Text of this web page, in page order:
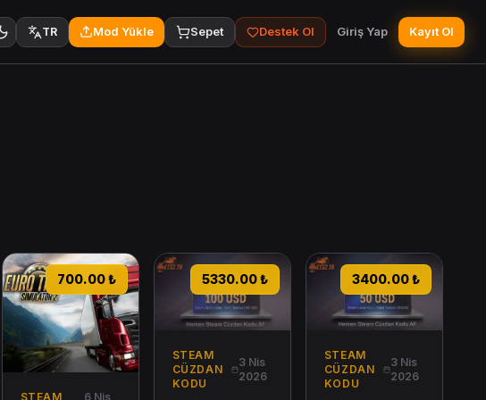
TR Mod Yükle Sepet Destek Ol Giriş Yap Kayıt Ol
GOTY Edition Steam CD Key
Euro Truck Simulator Steam CD Key
700.00 ₺
STEAM
6 Nis
Steam 100 Dolar Cüzdan Kodu
5330.00 ₺
STEAM
CÜZDAN
KODU
3 Nis
2026
Steam 50 Dolar Cüzdan
3400.00 ₺
STEAM
CÜZDAN
KODU
3 Nis
2026